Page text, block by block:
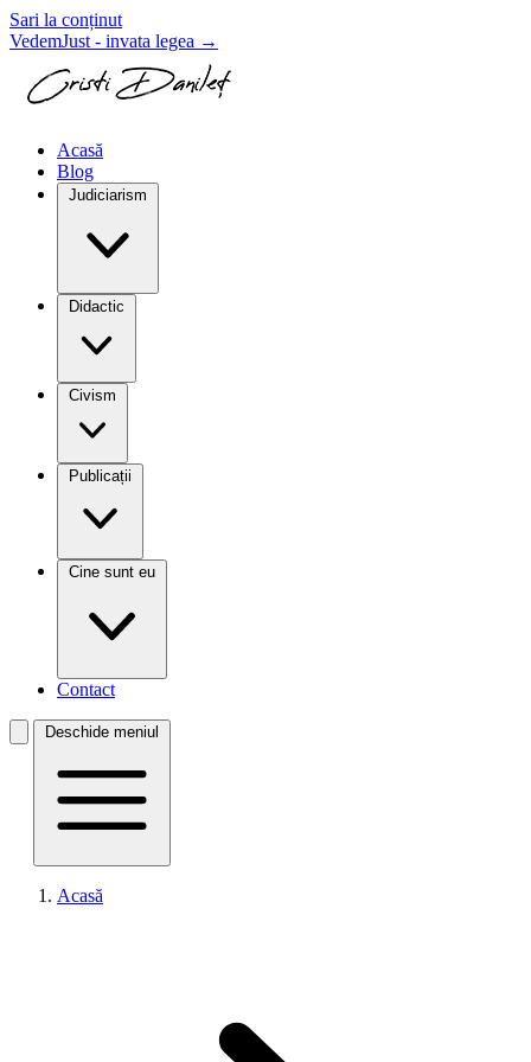
Sari la conținut
VedemJust - invata legea →
Acasă
Blog
Judiciarism
Didactic
Civism
Publicații
Cine sunt eu
Contact
Deschide meniul
Acasă